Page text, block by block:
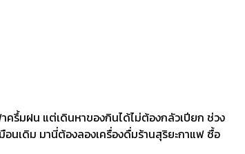
ครึ้มฝน แต่เดินหาของกินได้ไม่ต้องกลัวเปียก ช่วง
นเดิม มานี่ต้องลองเครื่องดื่มร้านสุริยะกาแฟ ซื้อ